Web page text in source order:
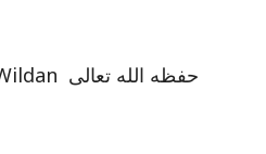
Al-Ustadz Abu Yasir Wildan حفظه الله تعالى